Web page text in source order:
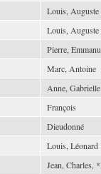
Louis, Auguste
Louis, Auguste
Pierre,
Marc, Antoine
Anne, Gabrielle
François
Dieudonné
Louis, Léonard
Jean, Charles,